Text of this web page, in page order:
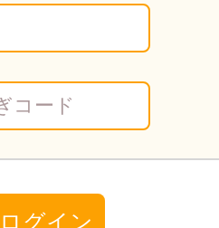
グイン